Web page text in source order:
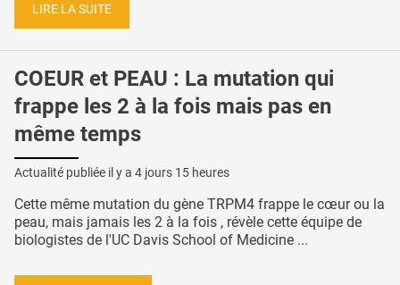
LIRE LA SUITE
COEUR et PEAU : La mutation qui
frappe les 2 à la fois mais pas en
même temps
Actualité publiée il y a 4 jours 15 heures
Cette même mutation du gène TRPM4 frappe le cœur ou la
peau, mais jamais les 2 à la fois , révèle cette équipe de
biologistes de l'UC Davis School of Medicine ...